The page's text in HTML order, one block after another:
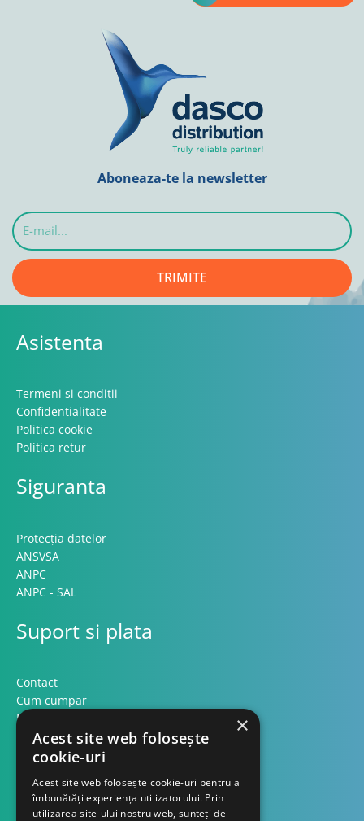
Aboneaza-te la newsletter
E-
mail...
TRIMITE
Asistenta
Termeni si conditii
Confidentialitate
Politica cookie
Politica retur
Siguranta
Protecția datelor
ANSVSA
ANPC
ANPC - SAL
Suport si plata
Contact
Cum cumpar
Modalitati plata
Formular retur
Contact
×
Acest site web folosește
cookie-uri
Acest site web folosește cookie-uri pentru a
îmbunătăți experiența utilizatorului. Prin
utilizarea site-ului nostru web, sunteți de